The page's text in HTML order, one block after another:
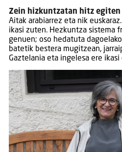
Zein hizkuntzatan hitz egiten
Aitak arabiarrez eta nik
ikasi zuten. Hezkuntza sistema
genuen; oso hedatuta
batetik bestera mugitzean,
Gaztelania eta ingelesa ere